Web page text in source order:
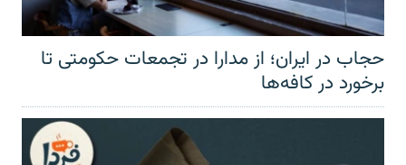
حجاب در ایران؛ از مدارا در تجمعات حکومتی تا
برخورد در کافه‌ها